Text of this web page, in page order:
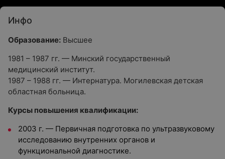
Инфо
Образование: Высшее
1981 – 1987 гг. — Минский государственный
медицинский институт.
1987 – 1988 гг. — Интернатура. Могилевская детская
областная больница.
Курсы повышения квалификации:
2003 г. — Первичная подготовка по ультразвуковому
исследованию внутренних органов и
функциональной диагностике.